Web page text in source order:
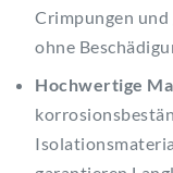
Crimpungen
ohne
Hochwertige